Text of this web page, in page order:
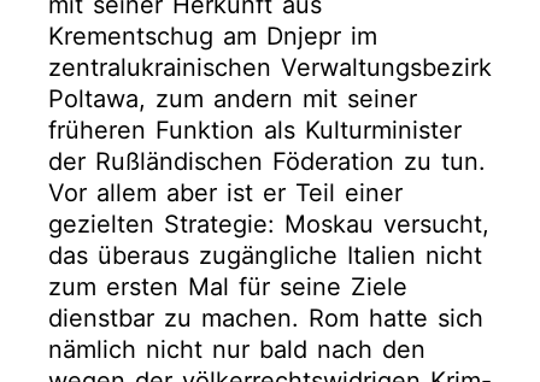
Krementschug am Dnjepr im
zentralukrainischen Verwaltungsbezirk
Poltawa, zum andern mit seiner
früheren Funktion als Kulturminister
der Rußländischen Föderation zu tun.
Vor allem aber ist er Teil einer
gezielten Strategie: Moskau versucht,
das überaus zugängliche Italien nicht
zum ersten Mal für seine Ziele
dienstbar zu machen. Rom hatte sich
nämlich nicht nur bald nach den